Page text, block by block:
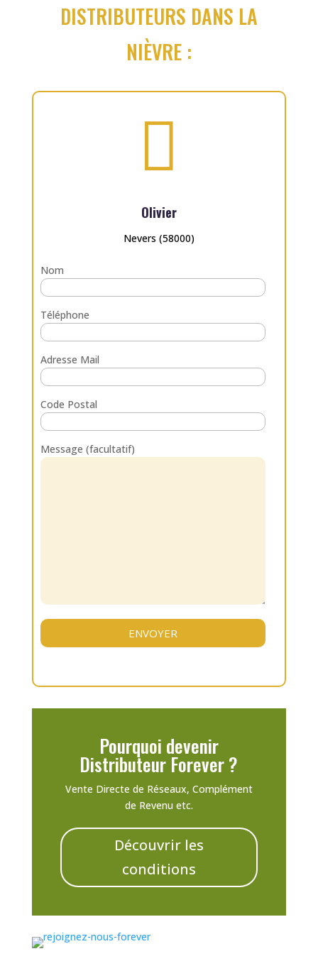
DISTRIBUTEURS DANS LA
NIÈVRE :

Olivier
Nevers (58000)
Nom
Téléphone
Adresse Mail
Code Postal
Message (facultatif)
Pourquoi devenir
Distributeur Forever ?
Vente Directe de Réseaux, Complément
de Revenu etc.
Découvrir les
conditions